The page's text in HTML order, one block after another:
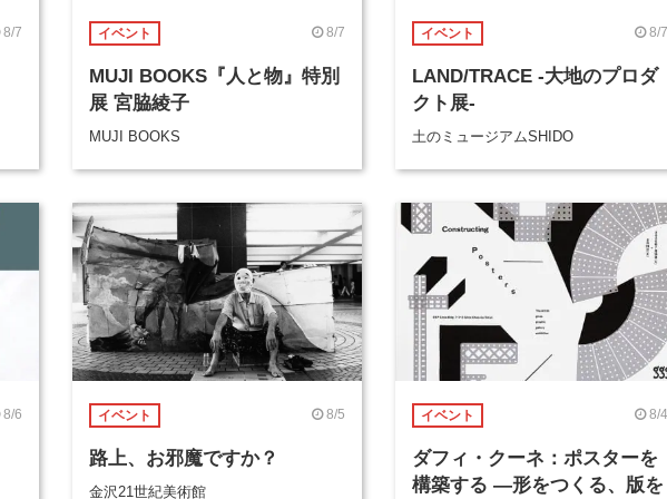
8/7 イベント 8/7
MUJI BOOKS『人と物』特別
展 宮脇綾子
MUJI BOOKS
イベント 8/7
LAND/TRACE -大地のプロダ
クト展-
土のミュージアムSHIDO
8/6 イベント 8/5
路上、お邪魔ですか？
金沢21世紀美術館
イベント 8/4
ダフィ・クーネ：ポスターを
構築する ―形をつくる、版を